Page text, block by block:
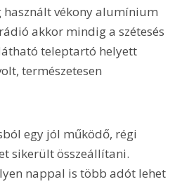
használt vékony alumínium
akkor mindig a szétesés
teleptartó helyett
természetesen
egy jól működő, régi
sikerült összeállítani.
nappal is több adót lehet